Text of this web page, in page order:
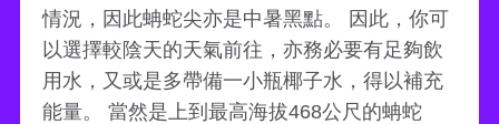
情況，因此蚺蛇尖亦是中暑黑點。 因此，你可
以選擇較陰天的天氣前往，亦務必要有足夠飲
用水，又或是多帶備一小瓶椰子水，得以補充
能量。 當然是上到最高海拔468公尺的蚺蛇